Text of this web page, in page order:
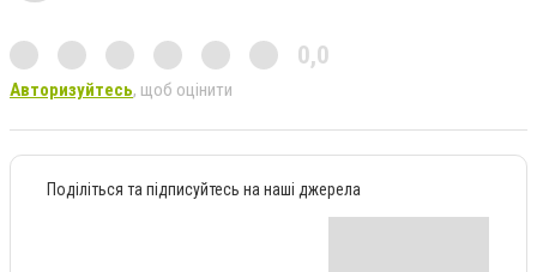
0,0
Авторизуйтесь, щоб оцінити
Поділіться та підписуйтесь на наші джерела